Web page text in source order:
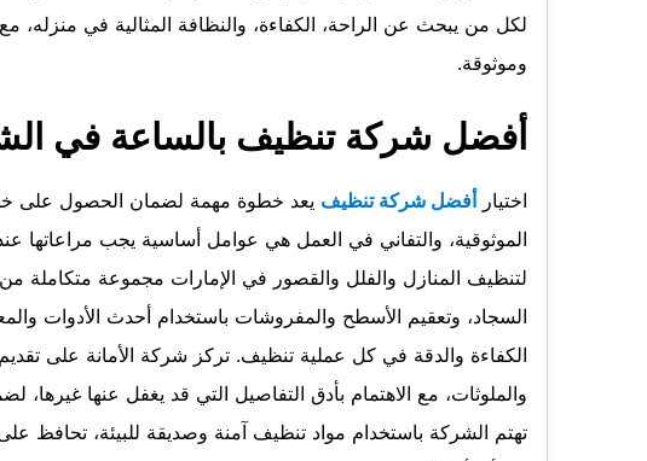
لكل من يبحث عن الراحة، الكفاءة، والنظافة المثالية في
وموثوقة.
أفضل شركة تنظيف بالساعة في
اختيار أفضل شركة تنظيف يعد خطوة مهمة لضمان الحصول على
الموثوقية، والتفاني في العمل هي عوامل أساسية يجب
لتنظيف المنازل والفلل والقصور في الإمارات مجموعة متكاملة
السجاد، وتعقيم الأسطح والمفروشات باستخدام أحدث الأدوات
الكفاءة والدقة في كل عملية تنظيف. تركز شركة الأمانة على تقديم
والملوثات، مع الاهتمام بأدق التفاصيل التي قد يغفل عنها غيرها،
تهتم الشركة باستخدام مواد تنظيف آمنة وصديقة للبيئة، تحافظ